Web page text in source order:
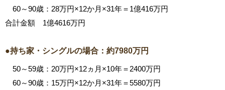
60～90歳：28万円×12か月×31年＝1億416万円
合計金額 1億4616万円
●持ち家・シングルの場合：約7980万円
50～59歳：20万円×12ヵ月×10年＝2400万円
60～90歳：15万円×12か月×31年＝5580万円